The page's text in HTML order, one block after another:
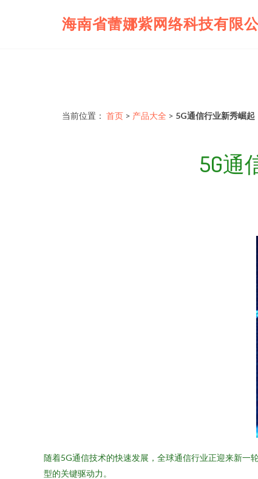
海南省蕾娜紫网络科技有限
当前位置： 首页 > 产品大全 > 5G通信行业新秀崛
5G通
随着5G通信技术的快速发展，全球通信行业正迎来新一
型的关键驱动力。